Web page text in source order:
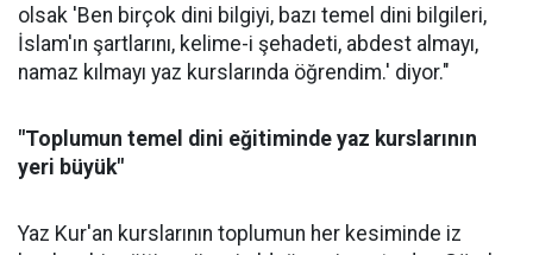
olsak 'Ben birçok dini bilgiyi, bazı temel dini bilgileri,
İslam'ın şartlarını, kelime-i şehadeti, abdest almayı,
namaz kılmayı yaz kurslarında öğrendim.' diyor."
"Toplumun temel dini eğitiminde yaz kurslarının
yeri büyük"
Yaz Kur'an kurslarının toplumun her kesiminde iz